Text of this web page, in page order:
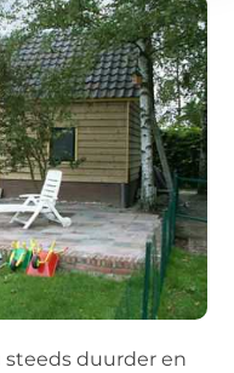
duurder en